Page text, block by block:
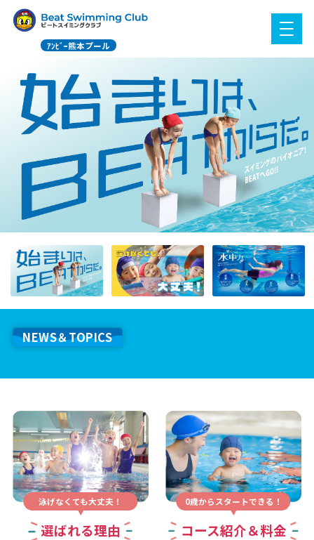
ｱﾝﾋﾞｰ熊本プール
NEWS＆TOPICS
泳げなくても大丈夫！
選ばれる理由
0歳からスタートできる！
コース紹介＆料金